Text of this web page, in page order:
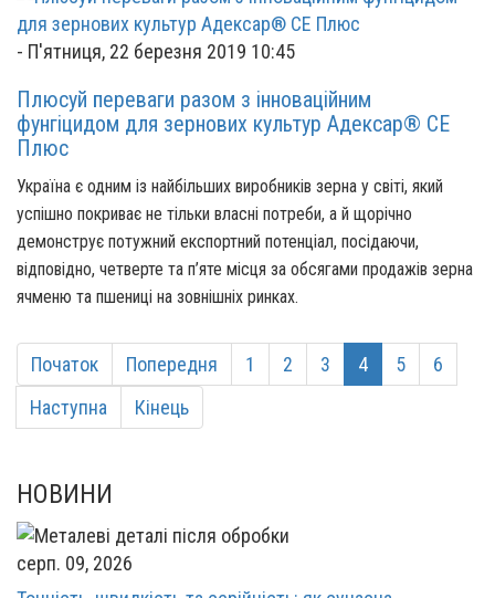
- П'ятниця, 22 березня 2019 10:45
Плюсуй переваги разом з інноваційним
фунгіцидом для зернових культур Адексар® СЕ
Плюс
Україна є одним із найбільших виробників зерна у світі, який
успішно покриває не тільки власні потреби, а й щорічно
демонструє потужний експортний потенціал, посідаючи,
відповідно, четверте та п’яте місця за обсягами продажів зерна
ячменю та пшениці на зовнішніх ринках.
Початок Попередня 1 2 3 4 5
6
Наступна
Кінець
НОВИНИ
серп. 09, 2026